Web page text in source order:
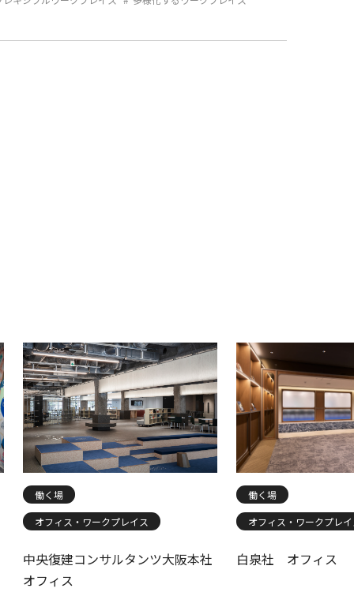
働く場
オフィス・ワークプレイス
中央復建コンサルタンツ大阪本社
オフィス
働く場
オフィス・ワークプレ
白泉社 オフィス